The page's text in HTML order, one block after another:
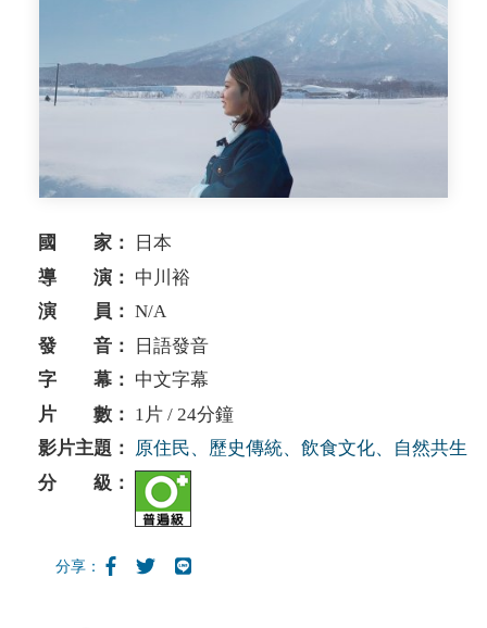
國 家：
日本
導 演： 中川裕
演 員： N/A
發 音：
日語發音
字 幕： 中文字幕
片 數： 1片 / 24分鐘
影片主題：
原住民、歷史傳統、飲食文化、自然共生
分 級：
分享：